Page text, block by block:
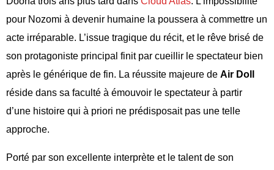
pour Nozomi à devenir humaine la poussera à commettre un
acte irréparable. L’issue tragique du récit, et le rêve brisé de
son protagoniste principal finit par cueillir le spectateur bien
après le générique de fin. La réussite majeure de Air Doll
réside dans sa faculté à émouvoir le spectateur à partir
d’une histoire qui à priori ne prédisposait pas une telle
approche.
Porté par son excellente interprète et le talent de son